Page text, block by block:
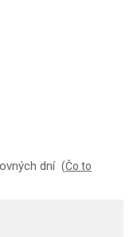
dní (Čo to